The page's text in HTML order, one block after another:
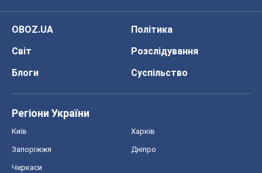
OBOZ.UA
Політика
Світ
Розслідування
Блоги
Суспільство
Регіони України
Київ Харків
Запоріжжя Дніпро
Черкаси